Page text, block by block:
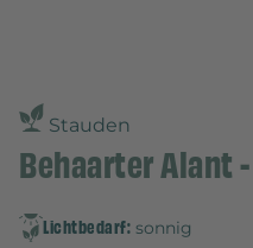
Stauden
Behaarter Alant
Lichtbedarf: sonnig